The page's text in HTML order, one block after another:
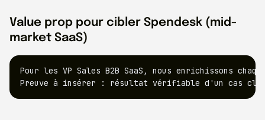
Value prop pour cibler Spendesk (mid-
market SaaS)
Pour les VP Sales B2B SaaS, nous enrichissons
Preuve à insérer : résultat vérifiable d'un cas